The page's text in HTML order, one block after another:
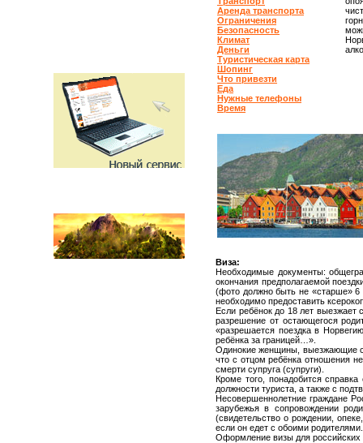
Аренда транспорта
Ограничения
Безопасность
Климат
Деньги
Туристическая карта
Шопинг
Что привезти
Еда
Нужные телефоны
Время
Виза:
Необходимые документы:
окончания предполагаемой
(фото должно быть не «старше» 6
необходимо предоставить
Если ребёнок до 18 лет выезжает
разрешение от остающегося
«разрешается поездка в
ребёнка за границей…».
Одинокие женщины, выезжающие с
что с отцом ребёнка отношения
смерти супруга (супруги).
Кроме того, понадобится
должности туриста, а также с
Несовершеннолетние граждане
зарубежья в сопровождении
(свидетельство о рождении,
если он едет с обоими родителями.
Оформление визы для российских